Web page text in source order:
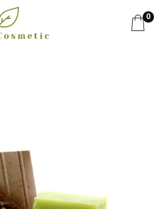
0